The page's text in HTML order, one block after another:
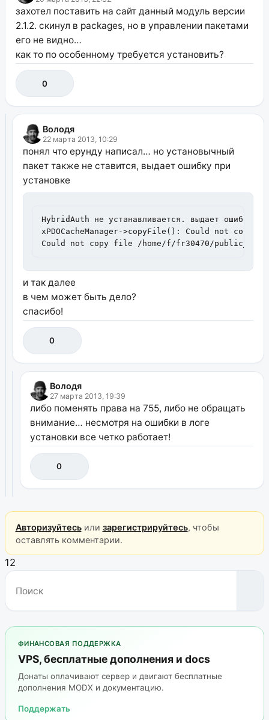
захотел поставить на сайт данный модуль версии
2.1.2. скинул в packages, но в управлении пакетами
его не видно…
как то по особенному требуется установить?
0
Володя
22 марта 2013, 10:29
понял что ерунду написал… но установычный
пакет также не ставится, выдает ошибку при
установке
HybridAuth не устанавливается. выдает ошибки
xPDOCacheManager->copyFile(): Could not
Could not copy file /home/f/fr30470/public_html/
и так далее
в чем может быть дело?
спасибо!
0
Володя
27 марта 2013, 19:39
либо поменять права на 755, либо не обращать
внимание… несмотря на ошибки в логе
установки все четко работает!
0
Авторизуйтесьили зарегистрируйтесь, чтобы
оставлять комментарии.
12
ФИНАНСОВАЯ ПОДДЕРЖКА
VPS, бесплатные дополнения и docs
Донаты оплачивают сервер и двигают бесплатные
дополнения MODX и документацию.
Поддержать